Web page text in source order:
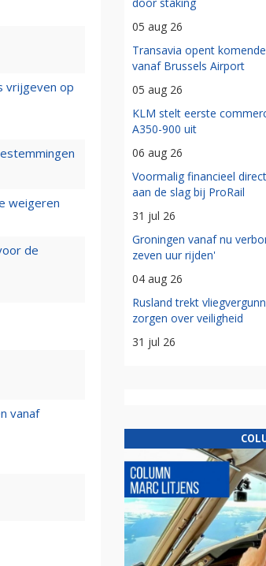
vrijgeven op
weigeren
de
vanaf
door staking
05 aug 26
Transavia opent
vanaf Brussels Airport
05 aug 26
KLM stelt eerste
A350-900 uit
06 aug 26
Voormalig financieel
aan de slag bij ProRail
31 jul 26
Groningen vanaf nu
zeven uur rijden'
04 aug 26
Rusland trekt
zorgen over veiligheid
31 jul 26